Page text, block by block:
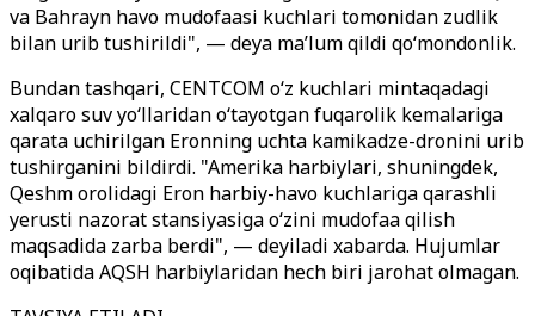
va Bahrayn havo mudofaasi kuchlari tomonidan zudlik
bilan urib tushirildi", — deya ma’lum qildi qo‘mondonlik.
Bundan tashqari, CENTCOM o‘z kuchlari mintaqadagi
xalqaro suv yo‘llaridan o‘tayotgan fuqarolik kemalariga
qarata uchirilgan Eronning uchta kamikadze-dronini urib
tushirganini bildirdi. "Amerika harbiylari, shuningdek,
Qeshm orolidagi Eron harbiy-havo kuchlariga qarashli
yerusti nazorat stansiyasiga o‘zini mudofaa qilish
maqsadida zarba berdi", — deyiladi xabarda. Hujumlar
oqibatida AQSH harbiylaridan hech biri jarohat olmagan.